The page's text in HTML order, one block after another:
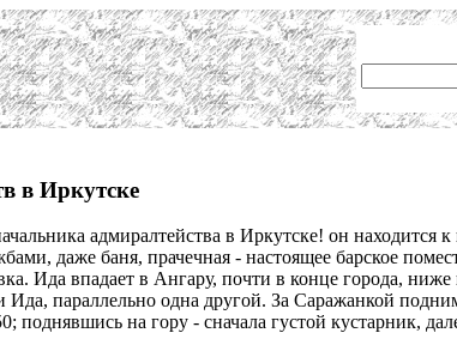
в Иркутске
адмиралтейства в Иркутске! он находится
даже баня, прачечная - настоящее барское
Ида впадает в Ангару, почти в конце города,
Ида, параллельно одна другой. За Саражанкой
на гору - сначала густой кустарник,